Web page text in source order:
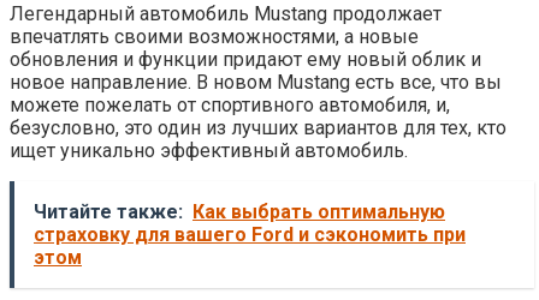
Легендарный автомобиль Mustang продолжает
впечатлять своими возможностями, а новые
обновления и функции придают ему новый облик и
новое направление. В новом Mustang есть все, что вы
можете пожелать от спортивного автомобиля, и,
безусловно, это один из лучших вариантов для тех, кто
ищет уникально эффективный автомобиль.
Читайте также: Как выбрать оптимальную
страховку для вашего Ford и сэкономить при
этом